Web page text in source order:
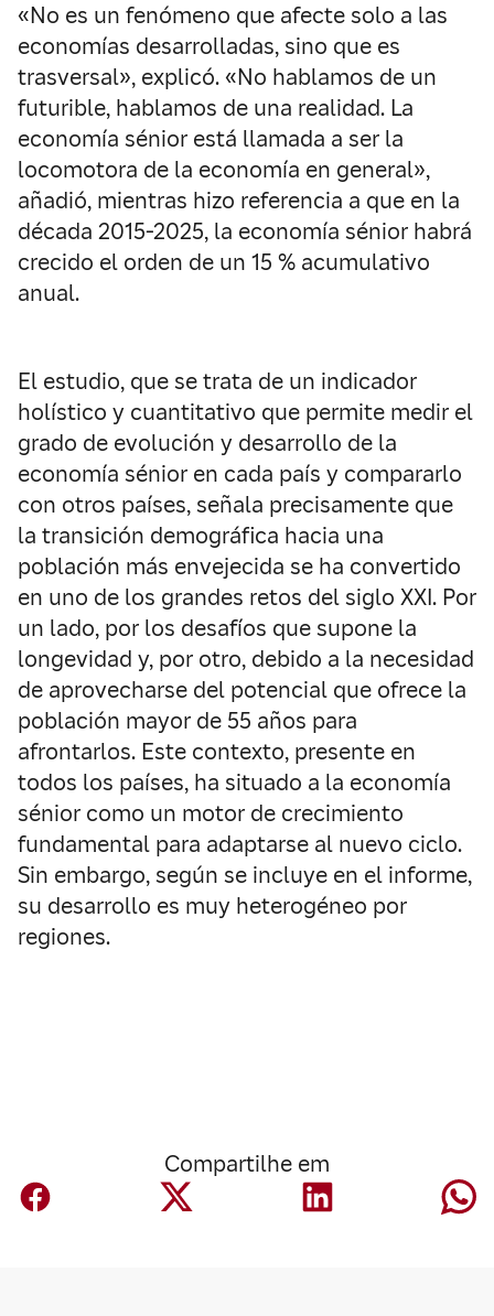
«No es un fenómeno que afecte solo a las
economías desarrolladas, sino que es
trasversal», explicó. «No hablamos de un
futurible, hablamos de una realidad. La
economía sénior está llamada a ser la
locomotora de la economía en general»,
añadió, mientras hizo referencia a que en la
década 2015-2025, la economía sénior habrá
crecido el orden de un 15 % acumulativo
anual.
El estudio, que se trata de un indicador
holístico y cuantitativo que permite medir el
grado de evolución y desarrollo de la
economía sénior en cada país y compararlo
con otros países, señala precisamente que
la transición demográfica hacia una
población más envejecida se ha convertido
en uno de los grandes retos del siglo XXI. Por
un lado, por los desafíos que supone la
longevidad y, por otro, debido a la necesidad
de aprovecharse del potencial que ofrece la
población mayor de 55 años para
afrontarlos. Este contexto, presente en
todos los países, ha situado a la economía
sénior como un motor de crecimiento
fundamental para adaptarse al nuevo ciclo.
Sin embargo, según se incluye en el informe,
su desarrollo es muy heterogéneo por
regiones.
Compartilhe em